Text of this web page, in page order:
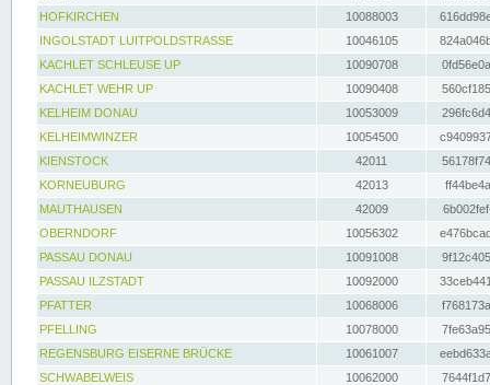
HOFKIRCHEN
10088003
INGOLSTADT LUITPOLDSTRASSE
10046105
KACHLET SCHLEUSE UP
10090708
KACHLET WEHR UP
10090408
KELHEIM DONAU
10053009
KELHEIMWINZER
10054500
KIENSTOCK
42011
KORNEUBURG
42013
MAUTHAUSEN
42009
OBERNDORF
10056302
PASSAU DONAU
10091008
PASSAU ILZSTADT
10092000
PFATTER
10068006
PFELLING
10078000
REGENSBURG EISERNE BRÜCKE
10061007
SCHWABELWEIS
10062000